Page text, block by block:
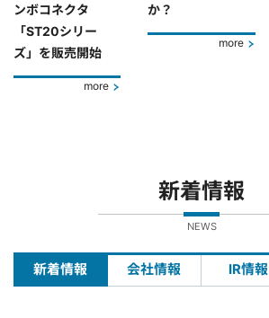
ンボコネクタ
「ST20シリー
ズ」を販売開始
more
か？
more
新着情報
NEWS
新着情報 会社情報 IR情報